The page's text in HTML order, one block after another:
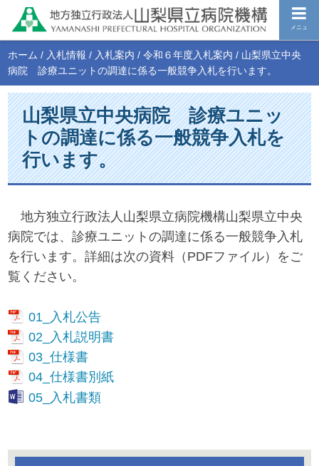
メニュ
ホーム / 入札情報 / 入札案内 /令和６年度入札案内 / 山梨県立中央
病院 診療ユニットの調達に係る一般競争入札を行います。
山梨県立中央病院 診療ユニッ
トの調達に係る一般競争入札を
行います。
地方独立行政法人山梨県立病院機構山梨県立中央
病院では、診療ユニットの調達に係る一般競争入札
を行います。詳細は次の資料（PDFファイル）をご
覧ください。
01_入札公告
02_入札説明書
03_仕様書
04_仕様書別紙
05_入札書類